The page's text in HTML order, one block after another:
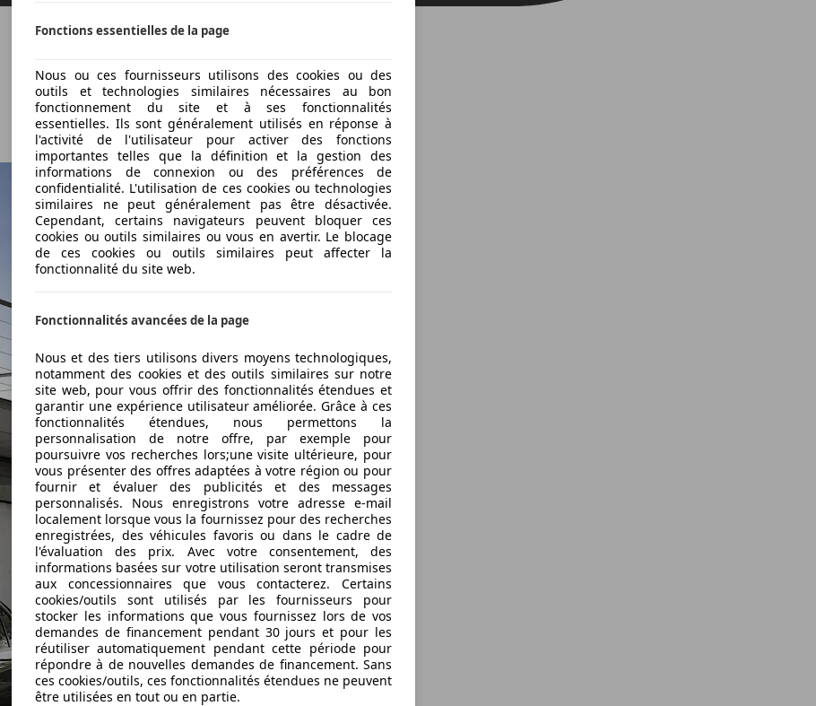
Fonctions essentielles de la page
Nous ou ces fournisseurs utilisons des cookies ou des
outils et technologies similaires nécessaires au bon
fonctionnement du site et à ses fonctionnalités
essentielles. Ils sont généralement utilisés en réponse à
l'activité de l'utilisateur pour activer des fonctions
importantes telles que la définition et la gestion des
informations de connexion ou des préférences de
confidentialité. L'utilisation de ces cookies ou technologies
similaires ne peut généralement pas être désactivée.
Cependant, certains navigateurs peuvent bloquer ces
cookies ou outils similaires ou vous en avertir. Le blocage
de ces cookies ou outils similaires peut affecter la
fonctionnalité du site web.
Fonctionnalités avancées de la page
Nous et des tiers utilisons divers moyens technologiques,
notamment des cookies et des outils similaires sur notre
site web, pour vous offrir des fonctionnalités étendues et
garantir une expérience utilisateur améliorée. Grâce à ces
fonctionnalités étendues, nous permettons la
personnalisation de notre offre, par exemple pour
poursuivre vos recherches lors;une visite ultérieure, pour
vous présenter des offres adaptées à votre région ou pour
fournir et évaluer des publicités et des messages
personnalisés. Nous enregistrons votre adresse e-mail
localement lorsque vous la fournissez pour des recherches
enregistrées, des véhicules favoris ou dans le cadre de
l'évaluation des prix. Avec votre consentement, des
informations basées sur votre utilisation seront transmises
aux concessionnaires que vous contacterez. Certains
cookies/outils sont utilisés par les fournisseurs pour
stocker les informations que vous fournissez lors de vos
demandes de financement pendant 30 jours et pour les
réutiliser automatiquement pendant cette période pour
répondre à de nouvelles demandes de financement. Sans
ces cookies/outils, ces fonctionnalités étendues ne peuvent
être utilisées en tout ou en partie.